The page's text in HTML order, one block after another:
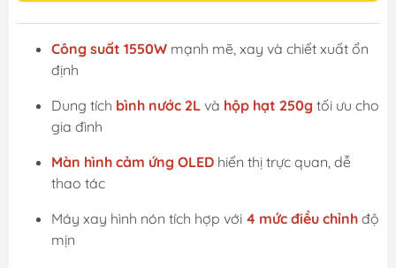
Công suất 1550W mạnh mẽ, xay và chiết xuất ổn
định
Dung tích bình nước 2L và hộp hạt 250g tối ưu cho
gia đình
Màn hình cảm ứng OLED hiển thị trực quan, dễ
thao tác
Máy xay hình nón tích hợp với 4 mức điều chỉnh độ
mịn